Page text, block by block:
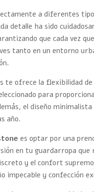
a diferentes
detalle ha sido
que cada vez
tanto en un entorno
te ofrece la flexibilidad
para
el diseño
año.
es optar por una
en tu guardarropa
y el confort
impecable y confección